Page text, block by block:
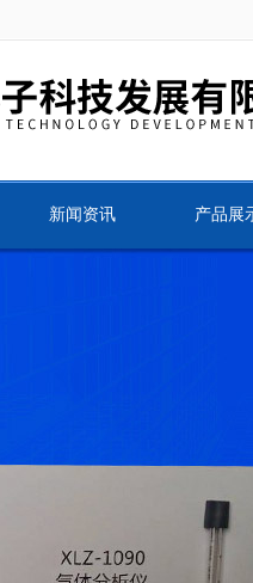
新闻资讯 产品展